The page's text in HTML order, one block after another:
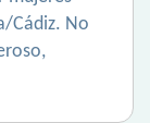
Cádiz. No